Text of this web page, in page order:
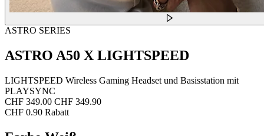
ASTRO SERIES
ASTRO A50 X LIGHTSPEED
LIGHTSPEED Wireless Gaming Headset und Basisstation mit
PLAYSYNC
CHF 349.00 CHF 349.90
CHF 0.90 Rabatt